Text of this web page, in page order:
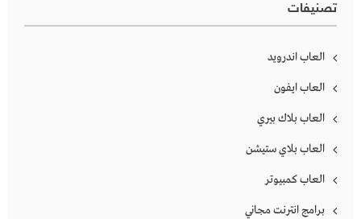
تصنيفات
العاب اندرويد
العاب ايفون
العاب بلاك بيري
العاب بلاي ستيشن
العاب كمبيوتر
برامج انترنت مجاني